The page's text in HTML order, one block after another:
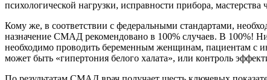
психологической нагрузки, исправности прибора, мастерства
Кому же, в соответствии с федеральными стандартами,
назначение СМАД рекомендовано в 100% случаев. В 100%!
необходимо проводить беременным женщинам, пациентам с
может быть «гипертония белого халата», или контроль